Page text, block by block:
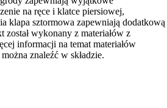
na ręce i klatce piersiowej,
klapa sztormowa zapewniają dodatkową
wykonany z materiałów z
informacji na temat materiałów
znaleźć w składzie.